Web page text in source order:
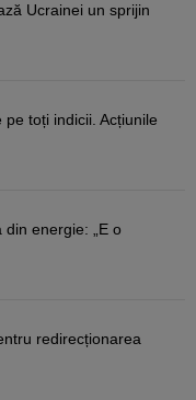
Ucrainei un sprijin
toți indicii. Acțiunile
energie: „E o
redirecționarea